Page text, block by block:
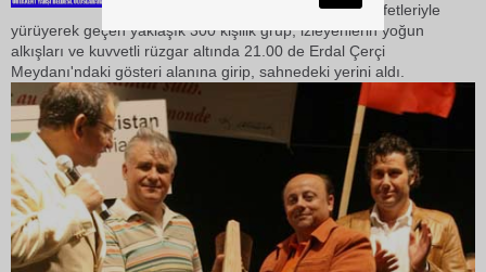
Yahşi sahilini geleneksel kıyafetleriyle
yürüyerek geçen yaklaşık 300 kişilik grup, izleyenlerin yoğun
alkışları ve kuvvetli rüzgar altında 21.00 de Erdal Çerçi
Meydanı'ndaki gösteri alanına girip, sahnedeki yerini aldı.